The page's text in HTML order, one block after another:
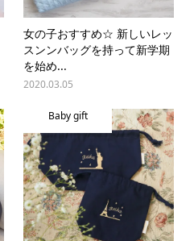
女の子おすすめ☆ 新しいレッ
スンンバッグを持って新学期
を始め...
2020.03.05
Baby gift